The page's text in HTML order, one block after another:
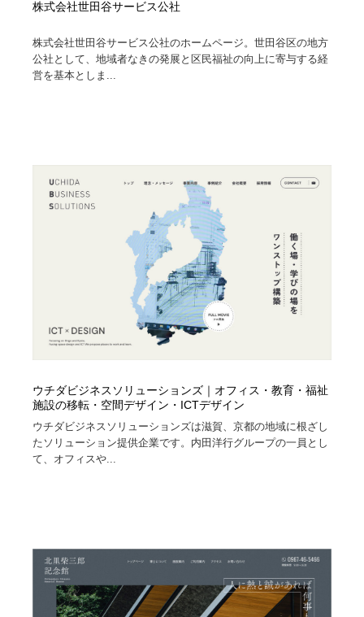
株式会社世田谷サービス公社
株式会社世田谷サービス公社のホームページ。世田谷区の地方
公社として、地域者なきの発展と区民福祉の向上に寄与する経
営を基本としま...
ウチダビジネスソリューションズ｜オフィス・教育・福祉
施設の移転・空間デザイン・ICTデザイン
ウチダビジネスソリューションズは滋賀、京都の地域に根ざし
たソリューション提供企業です。内田洋行グループの一員とし
て、オフィスや...